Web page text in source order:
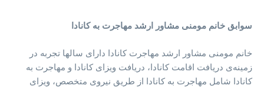
سوابق خانم مومنی مشاور ارشد مهاجرت به کانادا
خانم مومنی مشاور ارشد مهاجرت کانادا دارای سالها تجربه در
زمینه‌ی دریافت اقامت کانادا، دریافت ویزای کانادا و مهاجرت به
کانادا شامل مهاجرت به کانادا از طریق نیروی متخصص، ویزای